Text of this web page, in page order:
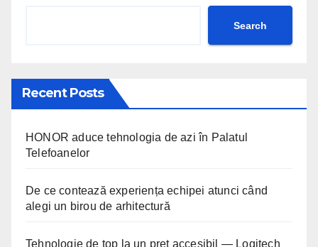
Search
Recent Posts
HONOR aduce tehnologia de azi în Palatul
Telefoanelor
De ce contează experiența echipei atunci când
alegi un birou de arhitectură
Tehnologie de top la un preț accesibil — Logitech